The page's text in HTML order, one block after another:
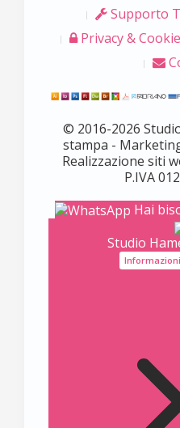
Supporto
Privacy &
© 2016-2026
stampa -
Realizzazione siti
P.IVA
Hai
Studio